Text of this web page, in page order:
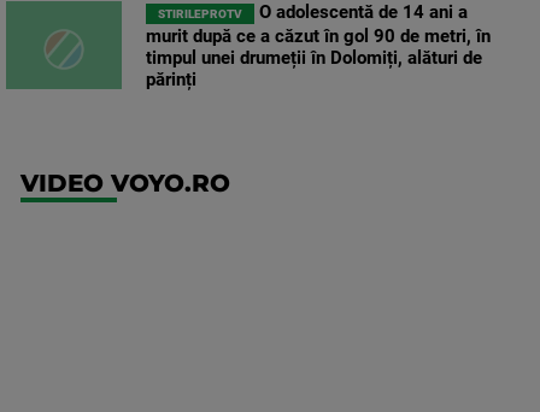
STIRILEPROTV
O adolescentă de 14 ani a
murit după ce a căzut în gol 90 de metri, în
timpul unei drumeții în Dolomiți, alături de
părinți
VIDEO VOYO.RO